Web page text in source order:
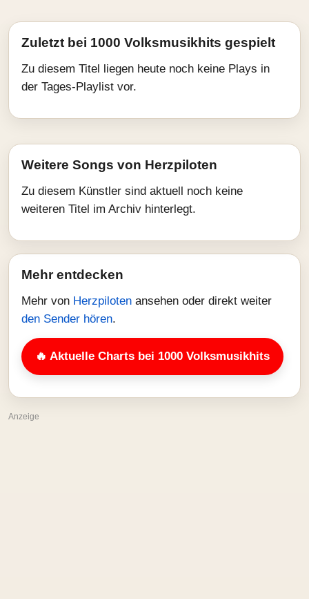
Zuletzt bei 1000 Volksmusikhits gespielt
Zu diesem Titel liegen heute noch keine Plays in
der Tages-Playlist vor.
Weitere Songs von Herzpiloten
Zu diesem Künstler sind aktuell noch keine
weiteren Titel im Archiv hinterlegt.
Mehr entdecken
Mehr von Herzpiloten ansehen oder direkt weiter
den Sender hören.
🔥 Aktuelle Charts bei 1000 Volksmusikhits
Anzeige